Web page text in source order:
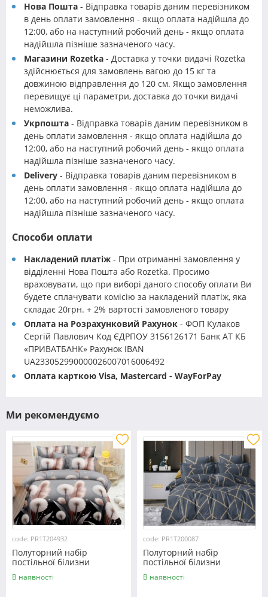
Нова Пошта - Відправка товарів даним перевізником
в день оплати замовлення - якщо оплата надійшла до
12:00, або на наступний робочий день - якщо оплата
надійшла пізніше зазначеного часу.
Магазини Rozetka - Доставка у точки видачі Rozetka
здійснюється для замовлень вагою до 15 кг та
довжиною відправлення до 120 см. Якщо замовлення
перевищує ці параметри, доставка до точки видачі
неможлива.
Укрпошта - Відправка товарів даним перевізником в
день оплати замовлення - якщо оплата надійшла до
12:00, або на наступний робочий день - якщо оплата
надійшла пізніше зазначеного часу.
Delivery - Відправка товарів даним перевізником в
день оплати замовлення - якщо оплата надійшла до
12:00, або на наступний робочий день - якщо оплата
надійшла пізніше зазначеного часу.
Способи оплати
Накладений платіж - При отриманні замовлення у
відділенні Нова Пошта або Rozetka. Просимо
враховувати, що при виборі даного способу оплати Ви
будете сплачувати комісію за накладений платіж, яка
складає 20грн. + 2% вартості замовленого товару
Оплата на Розрахунковий Рахунок - ФОП Кулаков
Сергій Павлович Код ЄДРПОУ 3156126171 Банк АТ КБ
«ПРИВАТБАНК» Рахунок IBAN
UA233052990000026007016006492
Оплата карткою Visa, Mastercard - WayForPay
Ми рекомендуємо
code: PR1T204932
Полуторний набір
постільної білизни
150*220 із полікотону
№204932 Черешенька™
В наявності
code: PR1T200087
Полуторний набір
постільної білизни
150*220 із полікотону
№200087 Черешенька™
В наявності